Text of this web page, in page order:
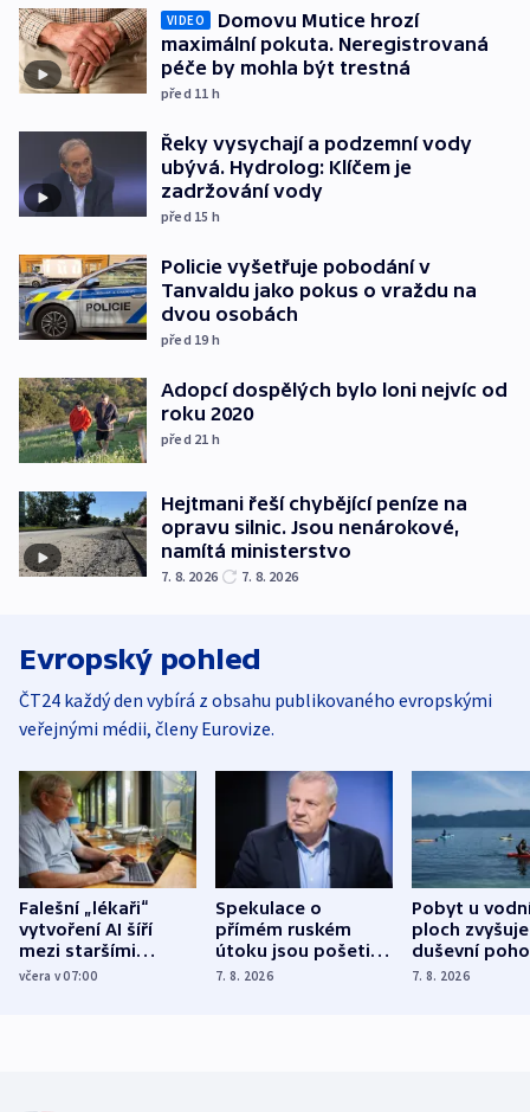
VIDEO
Domovu Mutice hrozí
maximální pokuta. Neregistrovaná
péče by mohla být trestná
před 11 h
Řeky vysychají a podzemní vody
ubývá. Hydrolog: Klíčem je
zadržování vody
před 15 h
Policie vyšetřuje pobodání v
Tanvaldu jako pokus o vraždu na
dvou osobách
před 19 h
Adopcí dospělých bylo loni nejvíc od
roku 2020
před 21 h
Hejtmani řeší chybějící peníze na
opravu silnic. Jsou nenárokové,
namítá ministerstvo
7. 8. 2026 7. 8. 2026
Evropský pohled
ČT24 každý den vybírá z obsahu publikovaného evropskými
veřejnými médii, členy Eurovize.
Falešní „lékaři“
vytvoření AI šíří
mezi staršími
Poláky nebezpečné
včera v 07:00
Spekulace o
přímém ruském
útoku jsou pošetilé,
míní estonský
7. 8. 2026
Pobyt u
ploch zvyšuje
duševní
ukázala
7. 8. 2026